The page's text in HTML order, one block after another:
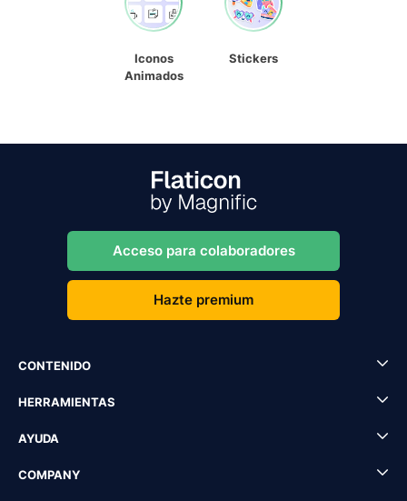
Iconos
Animados
Stickers
Acceso para colaboradores
Hazte premium
CONTENIDO
HERRAMIENTAS
AYUDA
COMPANY